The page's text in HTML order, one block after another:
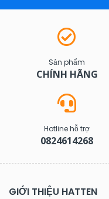
Sản phẩm
CHÍNH HÃNG
Hotline hỗ trợ
0824614268
GIỚI THIỆU HATTEN